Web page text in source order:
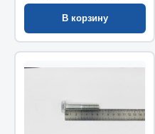
Рукава высокого давления
Показать
Весь раздел
Автомобильная
В корзину